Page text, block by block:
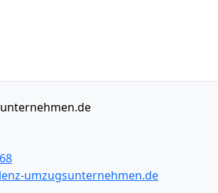
umzugsunternehmen.de